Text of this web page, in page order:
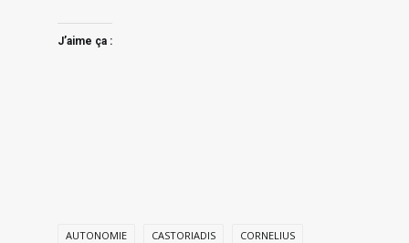
J’aime ça :
AUTONOMIE CASTORIADIS CORNELIUS